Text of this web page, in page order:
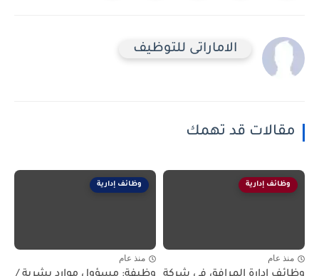
الاماراتى للتوظيف
مقالات قد تهمك
وظائف إدارية
منذ عام
وظائف إدارية
منذ عام